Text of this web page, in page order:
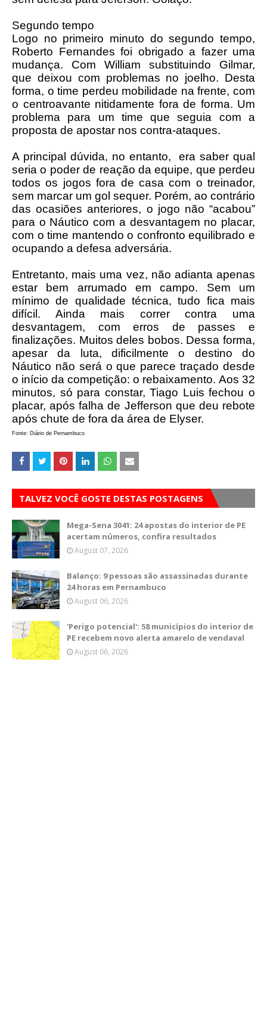
Segundo tempo
Logo no primeiro minuto do segundo tempo,
Roberto Fernandes foi obrigado a fazer uma
mudança. Com William substituindo Gilmar,
que deixou com problemas no joelho. Desta
forma, o time perdeu mobilidade na frente, com
o centroavante nitidamente fora de forma. Um
problema para um time que seguia com a
proposta de apostar nos contra-ataques.
A principal dúvida, no entanto, era saber qual
seria o poder de reação da equipe, que perdeu
todos os jogos fora de casa com o treinador,
sem marcar um gol sequer. Porém, ao contrário
das ocasiões anteriores, o jogo não “acabou”
para o Náutico com a desvantagem no placar,
com o time mantendo o confronto equilibrado e
ocupando a defesa adversária.
Entretanto, mais uma vez, não adianta apenas
estar bem arrumado em campo. Sem um
mínimo de qualidade técnica, tudo fica mais
difícil. Ainda mais correr contra uma
desvantagem, com erros de passes e
finalizações. Muitos deles bobos. Dessa forma,
apesar da luta, dificilmente o destino do
Náutico não será o que parece traçado desde
o início da competição: o rebaixamento. Aos 32
minutos, só para constar, Tiago Luis fechou o
placar, após falha de Jefferson que deu rebote
após chute de fora da área de Elyser.
Fonte: Diário de Pernambuco
TALVEZ VOCÊ GOSTE DESTAS POSTAGENS
Mega-Sena 3041: 24 apostas do interior de PE
acertam números, confira resultados
August 07, 2026
Balanço: 9 pessoas são assassinadas durante
24 horas em Pernambuco
August 06, 2026
'Perigo potencial': 58 municípios do interior de
PE recebem novo alerta amarelo de vendaval
August 06, 2026